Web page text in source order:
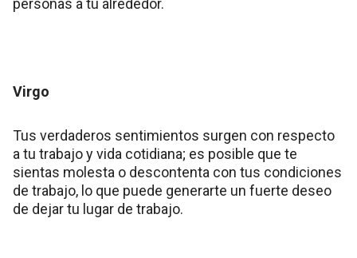
personas a tu alrededor.
Virgo
Tus verdaderos sentimientos surgen con respecto
a tu trabajo y vida cotidiana; es posible que te
sientas molesta o descontenta con tus condiciones
de trabajo, lo que puede generarte un fuerte deseo
de dejar tu lugar de trabajo.